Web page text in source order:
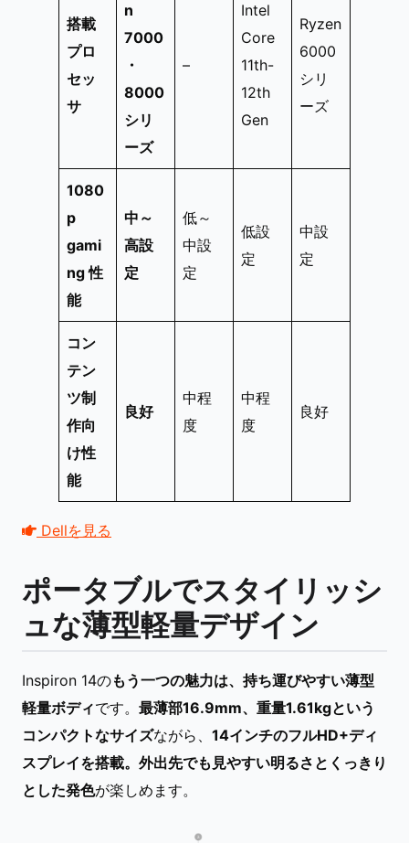
搭載
プロ
セッ
サ
n
7000
・
8000
シリ
ーズ
–
Intel
Core
11th-
12th
Gen
Ryzen
6000
シリ
ーズ
1080
p
gami
ng 性
能
中～
高設
定
低～
中設
定
低設
定
中設
定
コン
テン
ツ制
作向
け性
能
良好
中程
度
中程
度
良好
Dellを見る
ポータブルでスタイリッシ
ュな薄型軽量デザイン
Inspiron 14のもう一つの魅力は、持ち運びやすい薄型
軽量ボディです。 最薄部16.9mm、重量1.61kgという
コンパクトなサイズながら、 14インチのフルHD+ディ
スプレイを搭載。外出先でも見やすい明るさとくっきり
とした発色が楽しめます。